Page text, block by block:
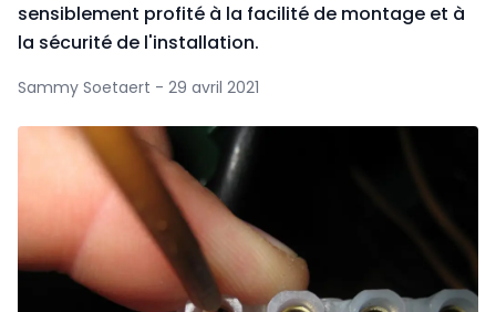
sensiblement profité à la facilité de montage et à
la sécurité de l'installation.
Sammy Soetaert - 29 avril 2021